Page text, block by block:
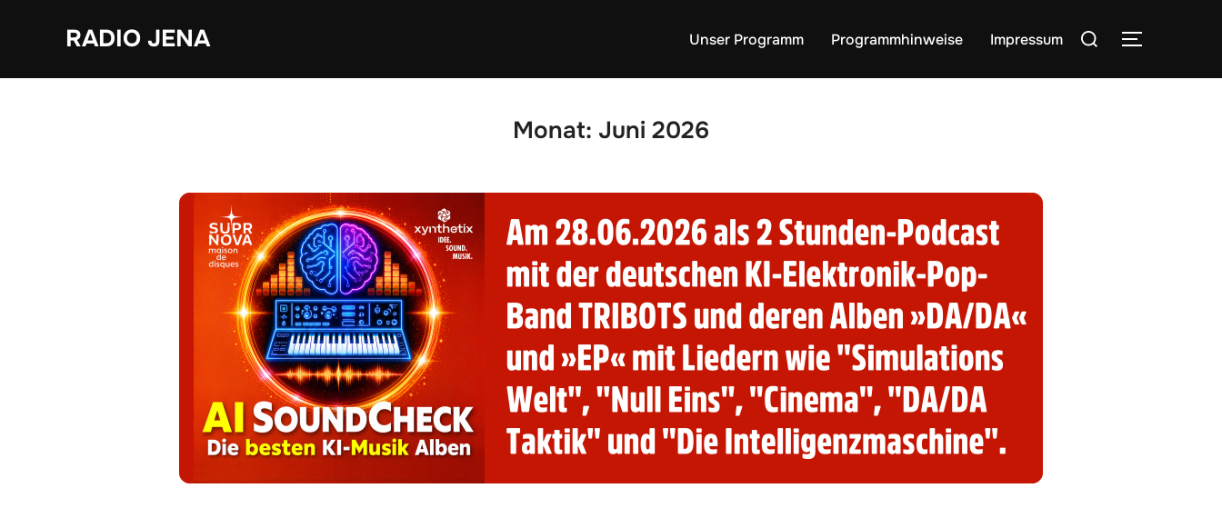
RADIO JENA Unser Programm Programmhinweise Impressum
Suchen
Monat: Juni 2026